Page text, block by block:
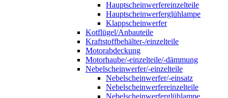
Hauptscheinwerfereinzelteile
Hauptscheinwerferglühlampe
Klappscheinwerfer
Kotflügel/Anbauteile
Kraftstoffbehälter-/einzelteile
Motorabdeckung
Motorhaube/-einzelteile/-dämmung
Nebelscheinwerfer/-einzelteile
Nebelscheinwerfer/-einsatz
Nebelscheinwerfereinzelteile
Nebelscheinwerferglühlampe